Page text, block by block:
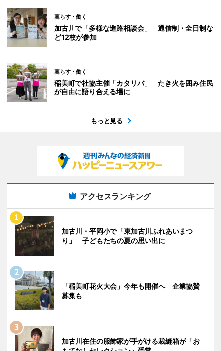
暮らす・働く
加古川で「多様な進路相談会」 通信制・全日制な
ど12校が参加
暮らす・働く
稲美町で社協主催「カタリバ」 たき火を囲み住民
が自由に語り合える場に
もっと見る
アクセスランキング
加古川・平岡小で「東加古川ふれあいまつ
り」 子どもたちの夏の思い出に
「稲美町花火大会」今年も開催へ 企業協賛
募集も
加古川在住の服飾家が手がける裁縫箱が「お